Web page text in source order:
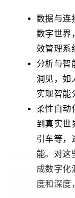
数据与连
数字世界
效管理系
分析与智
洞见，如
实现智能
柔性自动
到真实世
引车等，
能。对这
成数字化
度和深度